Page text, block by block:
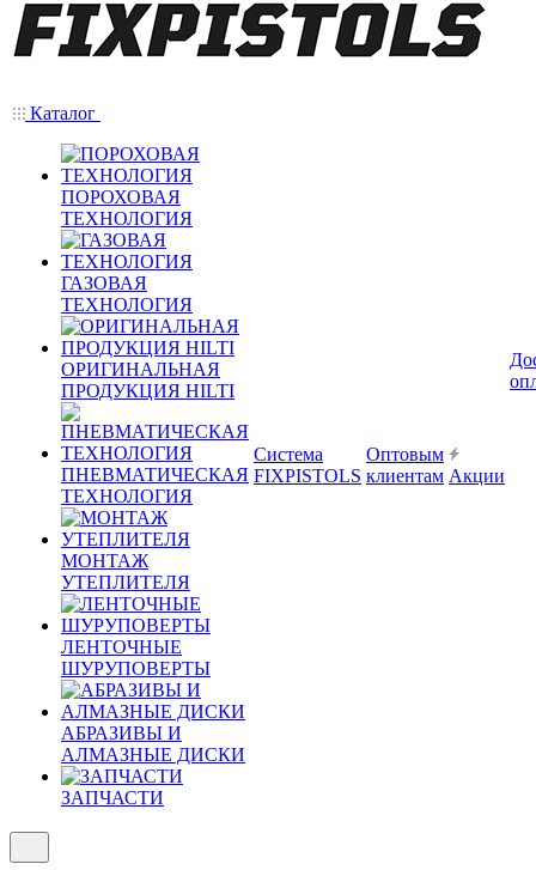
Каталог
ПОРОХОВАЯ
ТЕХНОЛОГИЯ
ГАЗОВАЯ
ТЕХНОЛОГИЯ
ОРИГИНАЛЬНАЯ
ПРОДУКЦИЯ HILTI
ПНЕВМАТИЧЕСКАЯ
ТЕХНОЛОГИЯ
МОНТАЖ
УТЕПЛИТЕЛЯ
ЛЕНТОЧНЫЕ
ШУРУПОВЕРТЫ
АБРАЗИВЫ И
АЛМАЗНЫЕ ДИСКИ
ЗАПЧАСТИ
Система
FIXPISTOLS
Оптовым
клиентам Акции